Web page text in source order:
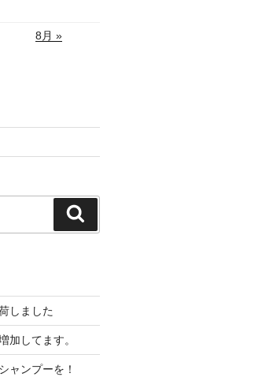
8月 »
索
しました
加してます。
ャンプーを！